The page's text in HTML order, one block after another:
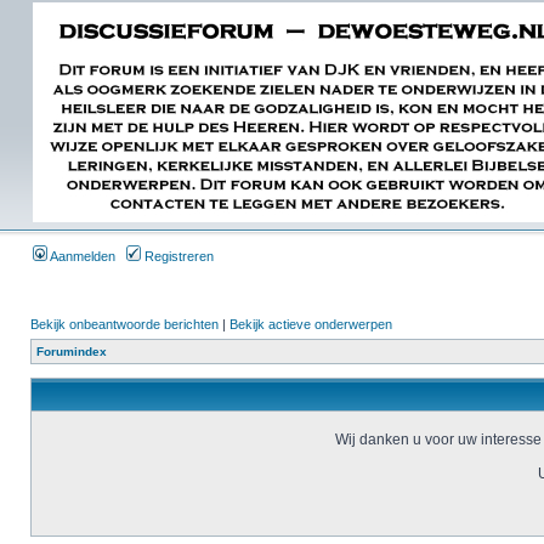
Aanmelden Registreren
Bekijk onbeantwoorde berichten | Bekijk actieve onderwerpen
Forumindex
Wij danken u voor uw